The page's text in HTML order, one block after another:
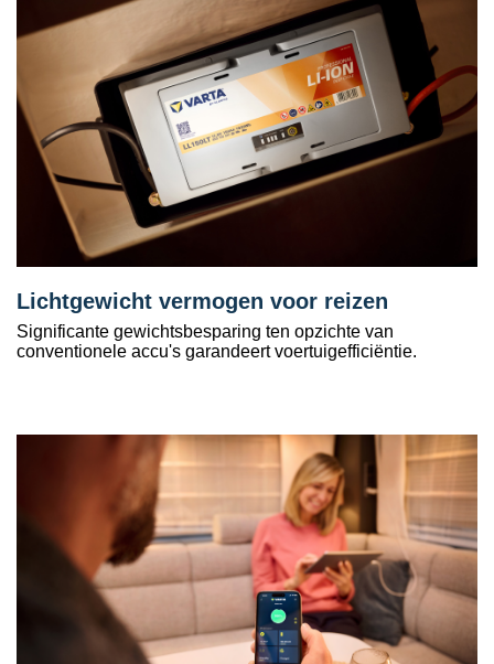
Lichtgewicht vermogen voor reizen
Significante gewichtsbesparing ten opzichte van
conventionele accu's garandeert voertuigefficiëntie.